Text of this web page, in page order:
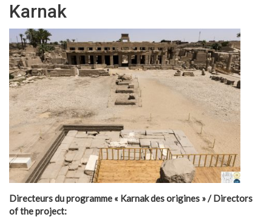
Karnak
Directeurs du programme « Karnak des origines » / Directors
of the project: